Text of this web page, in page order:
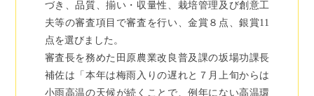
づき、品質、揃い・収量性、栽培管理及び創意工
夫等の審査項目で審査を行い、金賞８点、銀賞11
点を選びました。
審査長を務めた田原農業改良普及課の坂場功課長
補佐は「本年は梅雨入りの遅れと７月上旬からは
小雨高温の天候が続くことで、例年にない高温環